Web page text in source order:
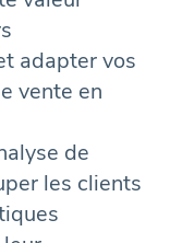
adapter vos
vente en
de
les clients